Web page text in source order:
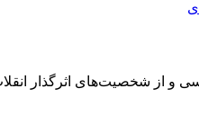
و از شخصیت‌های اثرگذار